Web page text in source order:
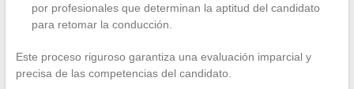
por profesionales que determinan la aptitud del candidato
para retomar la conducción.
Este proceso riguroso garantiza una evaluación imparcial y
precisa de las competencias del candidato.